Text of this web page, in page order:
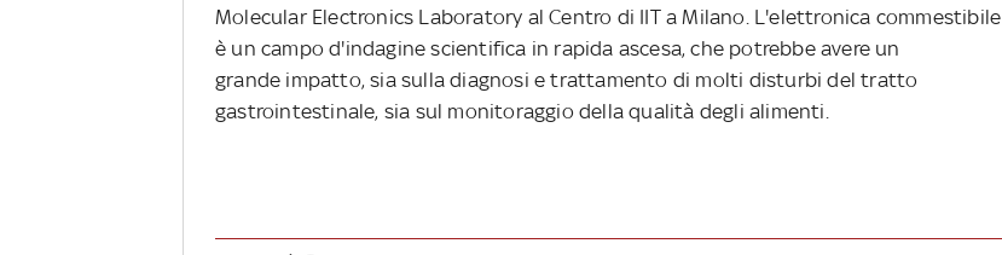
Molecular Electronics Laboratory al Centro di IIT a Milano. L'elettronica commestibile
è un campo d'indagine scientifica in rapida ascesa, che potrebbe avere un
grande impatto, sia sulla diagnosi e trattamento di molti disturbi del tratto
gastrointestinale, sia sul monitoraggio della qualità degli alimenti.